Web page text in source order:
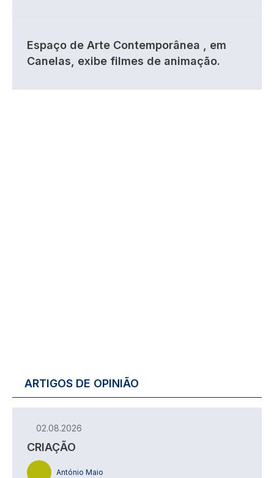
Espaço de Arte Contemporânea , em
Canelas, exibe filmes de animação.
ARTIGOS DE OPINIÃO
02.08.2026
CRIAÇÃO
António Maio